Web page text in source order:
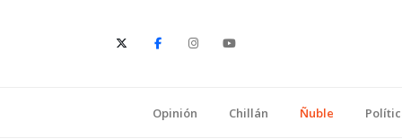
Opinión Chillán Ñuble